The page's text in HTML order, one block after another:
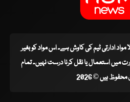
مواد ادارتی ٹیم کی کاوش ہے۔ اس مواد کو بغیر
استعمال یا نقل کرنا درست نہیں۔ تمام
ہیں © 2026